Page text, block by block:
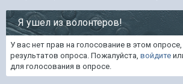
Я ушел из волонтеров!
У вас нет прав на голосование в этом
результатов опроса. Пожалуйста, войдите
для голосования в опросе.